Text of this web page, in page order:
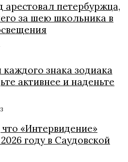
арестовал петербуржца,
за шею школьника в
знака зодиака
активнее и наденьте
«Интервидение»
году в Саудовской